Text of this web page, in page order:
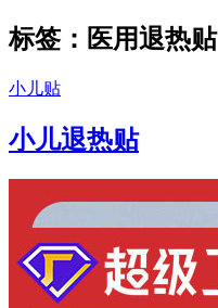
标签：医用退热贴
小儿贴
小儿退热贴